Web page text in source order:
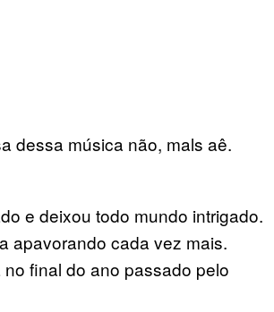
dessa música não, mals aê.
e deixou todo mundo intrigado.
apavorando cada vez mais.
no final do ano passado pelo